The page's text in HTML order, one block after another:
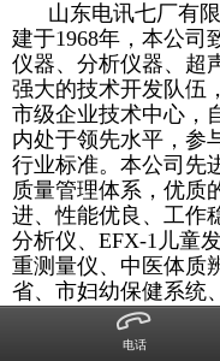
山东电讯七厂有限
建于1968年，本公司
仪器、分析仪器、超
强大的技术开发队伍
市级企业技术中心，
内处于领先水平，参
行业标准。本公司先
质量管理体系，优质
进、性能优良、工作
分析仪、EFX-1儿童
重测量仪、中医体质
省、市妇幼保健系统
批量招标采购，受到
就是我们追求的目标
电话